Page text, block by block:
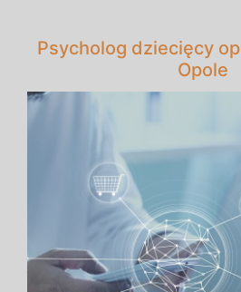
Psycholog dziecięcy
Opole